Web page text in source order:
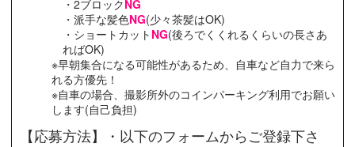
・2ブロックNG
・派手な髪色NG(少々茶髪はOK)
・ショートカット NG(後ろでくくれるくらいの長さあ
ればOK)
※早朝集合になる可能性があるため、自車など自力で来ら
れる方優先！
※自車の場合、撮影所外のコインパーキング利用でお願い
します(自己負担)
【応募方法】・以下のフォームからご登録下さ